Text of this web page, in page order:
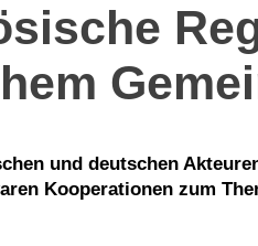
und deutschen
Kooperationen zum